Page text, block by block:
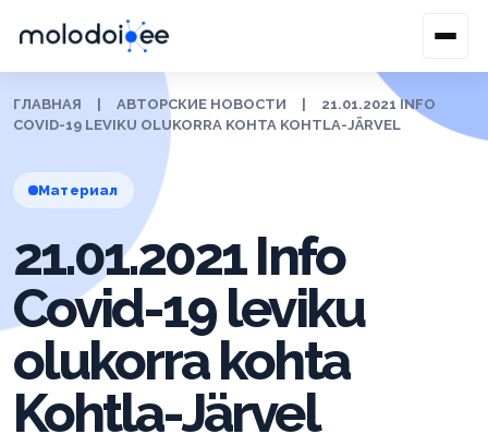
ГЛАВНАЯ АВТОРСКИЕ НОВОСТИ
21.01.2021 INFO
COVID-19 LEVIKU OLUKORRA KOHTA KOHTLA-JÄRVEL
Материал
21.01.2021 Info
Covid-19 leviku
olukorra kohta
Kohtla-Järvel